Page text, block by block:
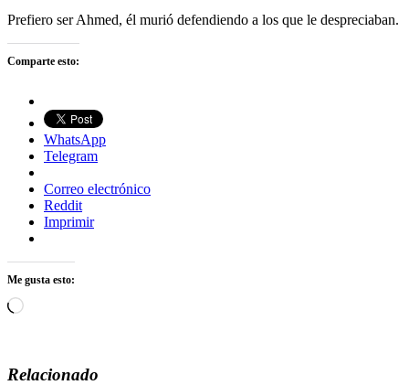
Prefiero ser Ahmed, él murió defendiendo a los que le despreciaban.
Comparte esto:
WhatsApp
Telegram
Correo electrónico
Reddit
Imprimir
Me gusta esto:
Cargando...
Relacionado